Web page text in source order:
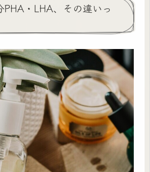
PHA・LHA、その違いっ